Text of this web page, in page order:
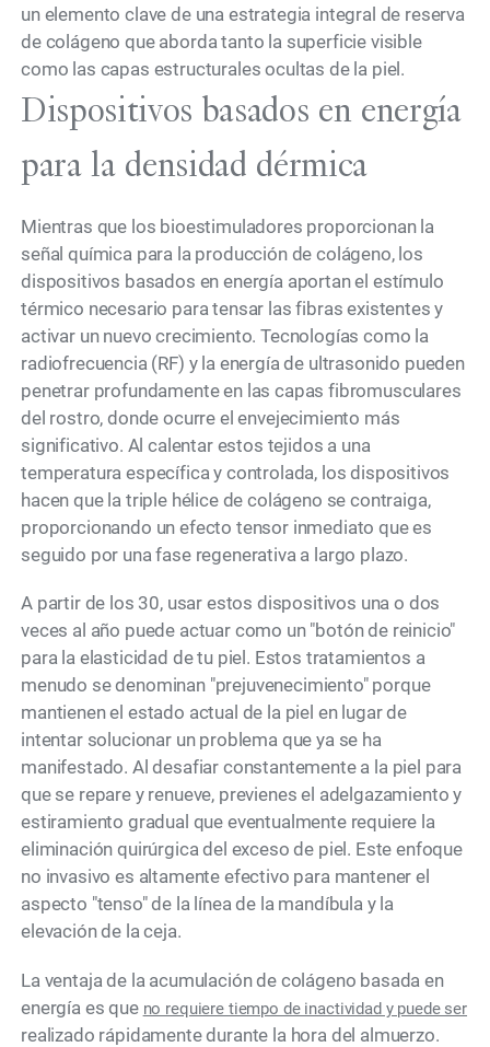
un elemento clave de una estrategia integral de reserva
de colágeno que aborda tanto la superficie visible
como las capas estructurales ocultas de la piel.
Dispositivos basados en energía
para la densidad dérmica
Mientras que los bioestimuladores proporcionan la
señal química para la producción de colágeno, los
dispositivos basados en energía aportan el estímulo
térmico necesario para tensar las fibras existentes y
activar un nuevo crecimiento. Tecnologías como la
radiofrecuencia (RF) y la energía de ultrasonido pueden
penetrar profundamente en las capas fibromusculares
del rostro, donde ocurre el envejecimiento más
significativo. Al calentar estos tejidos a una
temperatura específica y controlada, los dispositivos
hacen que la triple hélice de colágeno se contraiga,
proporcionando un efecto tensor inmediato que es
seguido por una fase regenerativa a largo plazo.
A partir de los 30, usar estos dispositivos una o dos
veces al año puede actuar como un "botón de reinicio"
para la elasticidad de tu piel. Estos tratamientos a
menudo se denominan "prejuvenecimiento" porque
mantienen el estado actual de la piel en lugar de
intentar solucionar un problema que ya se ha
manifestado. Al desafiar constantemente a la piel para
que se repare y renueve, previenes el adelgazamiento y
estiramiento gradual que eventualmente requiere la
eliminación quirúrgica del exceso de piel. Este enfoque
no invasivo es altamente efectivo para mantener el
aspecto "tenso" de la línea de la mandíbula y la
elevación de la ceja.
La ventaja de la acumulación de colágeno basada en
energía es que no requiere tiempo de inactividad y puede ser
realizado rápidamente durante la hora del almuerzo.